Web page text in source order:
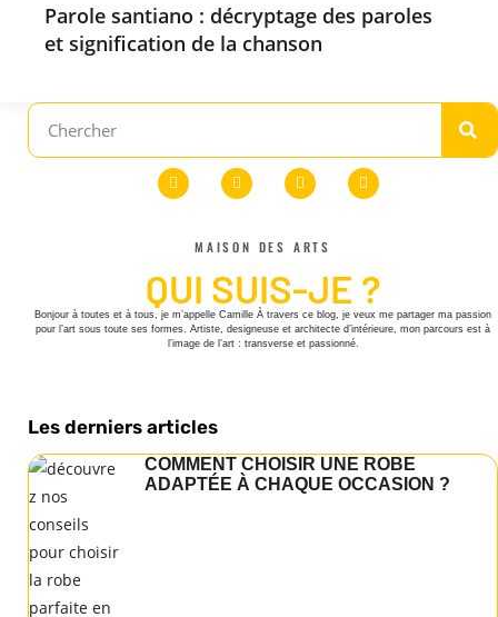
Parole santiano : décryptage des paroles
et signification de la chanson
MAISON DES ARTS
QUI SUIS-JE ?
Bonjour à toutes et à tous, je m’appelle Camille À travers ce blog, je veux me partager ma passion
pour l’art sous toute ses formes. Artiste, designeuse et architecte d’intérieure, mon parcours est à
l’image de l’art : transverse et passionné.
Les derniers articles
COMMENT CHOISIR UNE ROBE
ADAPTÉE À CHAQUE OCCASION ?